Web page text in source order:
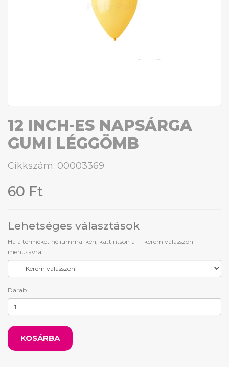
12 INCH-ES NAPSÁRGA
GUMI LÉGGÖMB
Cikkszám: 00003369
60 Ft
Lehetséges választások
Ha a terméket héliummal kéri, kattintson a--- kérem válasszon---
menüsávra
Darab
KOSÁRBA